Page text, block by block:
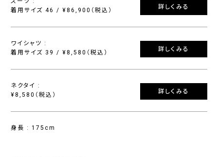
着用サイズ 46 / ¥86,900（税込）
詳しくみる
ワイシャツ :
着用サイズ 39 / ¥8,580（税込）
詳しくみる
ネクタイ :
¥8,580（税込）
詳しくみる
身長 : 175cm